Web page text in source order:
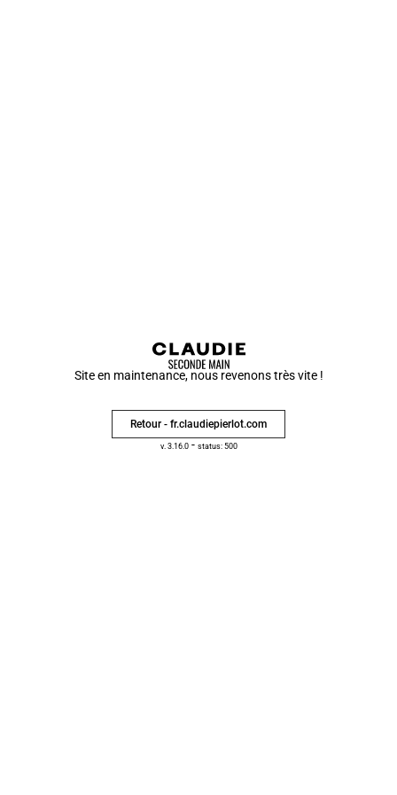
Site en maintenance, nous revenons très vite !
Retour - fr.claudiepierlot.com
v. 3.16.0- status: 500